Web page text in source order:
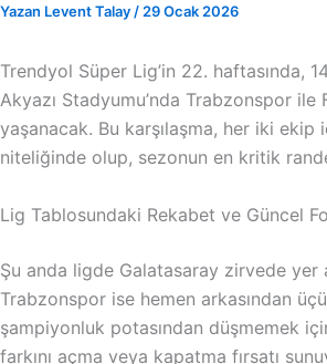
Yazan Levent Talay / 29 Ocak 2026
Trendyol Süper Lig’in 22. haftasında,
Akyazı Stadyumu’nda Trabzonspor
yaşanacak. Bu karşılaşma, her iki
niteliğinde olup, sezonun en kritik
Lig Tablosundaki Rekabet ve Güncel
Şu anda ligde Galatasaray zirvede yer
Trabzonspor ise hemen arkasından
şampiyonluk potasından düşmemek
farkını açma veya kapatma fırsatı